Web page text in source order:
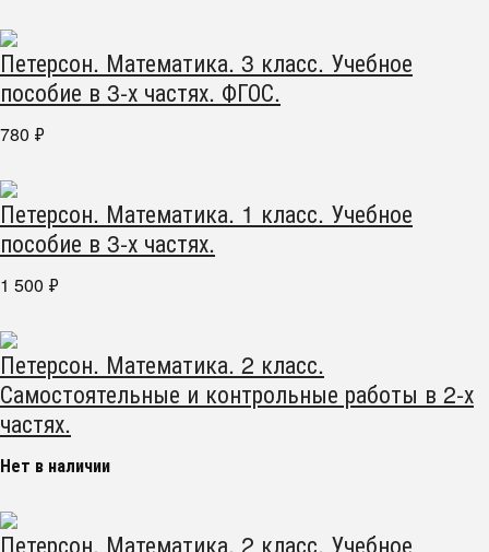
Петерсон. Математика. 3 класс. Учебное
пособие в 3-х частях. ФГОС.
780 ₽
Петерсон. Математика. 1 класс. Учебное
пособие в 3-х частях.
1 500 ₽
Петерсон. Математика. 2 класс.
Самостоятельные и контрольные работы в 2-х
частях.
Нет в наличии
Петерсон. Математика. 2 класс. Учебное